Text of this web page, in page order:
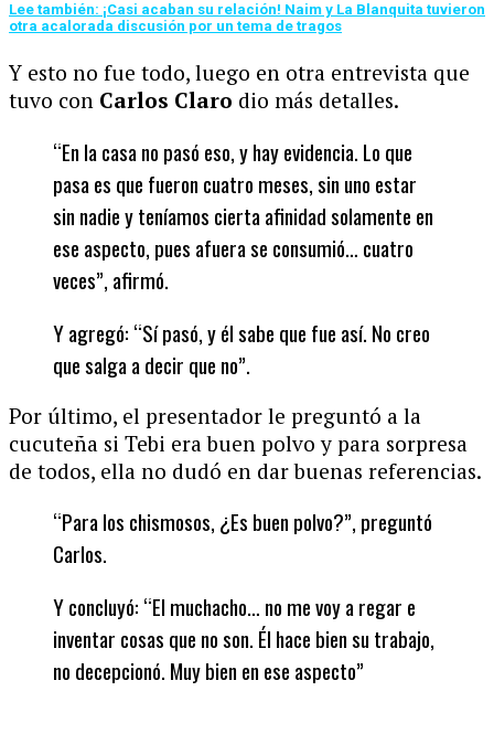
Lee también: ¡Casi acaban su relación! Naim y La Blanquita tuvieron
otra acalorada discusión por un tema de tragos
Y esto no fue todo, luego en otra entrevista que
tuvo con Carlos Claro dio más detalles.
“En la casa no pasó eso, y hay evidencia. Lo que
pasa es que fueron cuatro meses, sin uno estar
sin nadie y teníamos cierta afinidad solamente en
ese aspecto, pues afuera se consumió… cuatro
veces”, afirmó.
Y agregó: “Sí pasó, y él sabe que fue así. No creo
que salga a decir que no”.
Por último, el presentador le preguntó a la
cucuteña si Tebi era buen polvo y para sorpresa
de todos, ella no dudó en dar buenas referencias.
“Para los chismosos, ¿Es buen polvo?”, preguntó
Carlos.
Y concluyó: “El muchacho… no me voy a regar e
inventar cosas que no son. Él hace bien su trabajo,
no decepcionó. Muy bien en ese aspecto”